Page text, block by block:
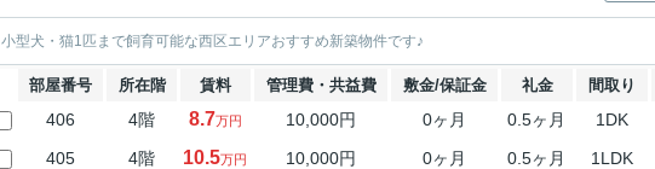
小型犬・猫1匹まで飼育可能な西区エリアおすすめ新築物件です♪
部屋番号 所在階 賃料 管理費・共益費 敷金/保証金 礼金 間取り
406 4階 8.7万円 10,000円 0ヶ月 0.5ヶ月 1DK
405 4階 10.5万円 10,000円 0ヶ月 0.5ヶ月 1LDK